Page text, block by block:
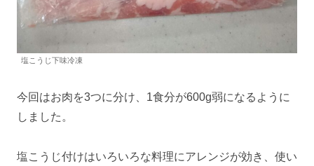
塩こうじ下味冷凍
今回はお肉を3つに分け、1食分が600g弱になるように
しました。
塩こうじ付けはいろいろな料理にアレンジが効き、使い